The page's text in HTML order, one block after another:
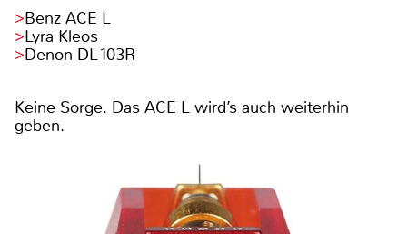
Benz ACE L
Lyra Kleos
Denon DL-103R
Keine Sorge. Das ACE L wird’s auch weiterhin
geben.